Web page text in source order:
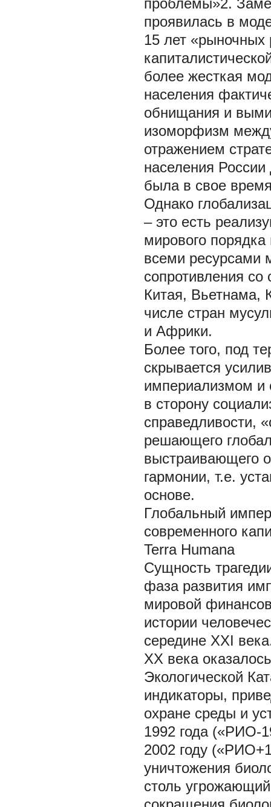
проблемы»2.
проявилась в
15 лет
более жесткая
населения
обнищания и
изоморфизм
отражением
населения
была в свое
Однако
– это есть
мирового порядка
всеми ресурсами
сопротивления
Китая, Вьетнама,
числе стран
и Африки.
Более того, под
скрывается
империализмом и
в сторону
справедливости,
решающего
выстраивающего
гармонии, т.е.
основе.
Глобальный
современного
Terra Humana
Сущность
фаза развития
мировой
истории
середине XXI
ХХ века
Экологической
индикаторы,
охране среды и
1992 года («РИО-
2002 году
уничтожения
столь